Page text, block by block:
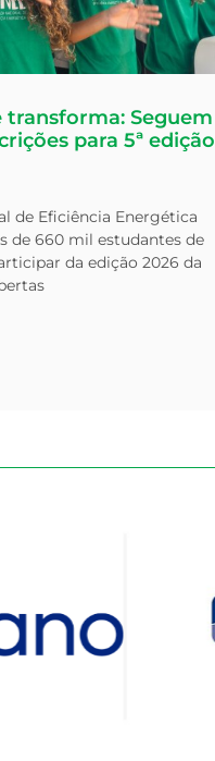
transforma: Seguem
para 5ª edição
de Eficiência Energética
de 660 mil estudantes de
da edição 2026 da